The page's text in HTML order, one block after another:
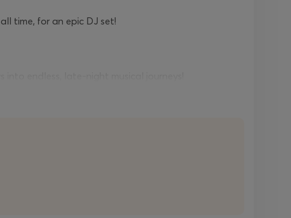
time, for an epic DJ set!